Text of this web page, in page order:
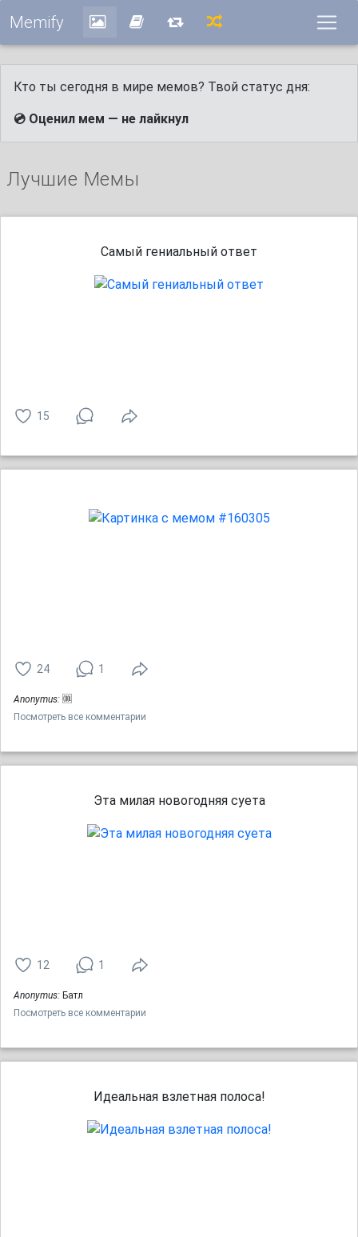
Memify
Кто ты сегодня в мире мемов? Твой статус дня:
💿 Оценил мем — не лайкнул
Лучшие Мемы
Самый гениальный ответ
15
24 1
Anonymus: 🆒
Посмотреть все комментарии
Эта милая новогодняя суета
12 1
Anonymus: Батл
Посмотреть все комментарии
Идеальная взлетная полоса!